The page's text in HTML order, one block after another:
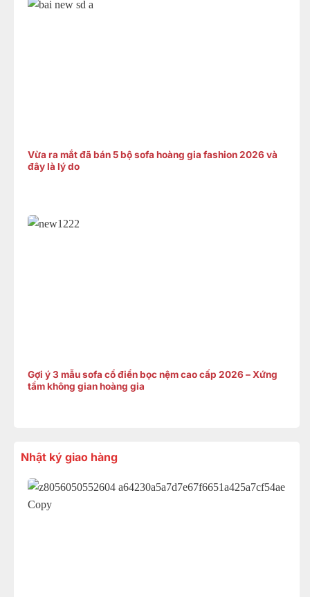
Vừa ra mắt đã bán 5 bộ sofa hoàng gia fashion 2026 và
đây là lý do
Gợi ý 3 mẫu sofa cổ điển bọc nệm cao cấp 2026 – Xứng
tầm không gian hoàng gia
Nhật ký giao hàng